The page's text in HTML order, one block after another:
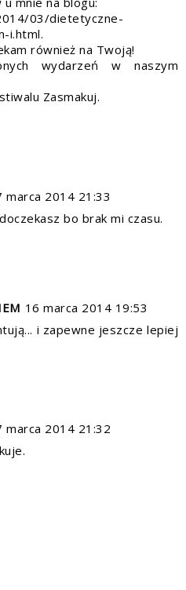
03/dietetyczne-
i.html.
również na Twoją!
wydarzeń w naszym
Zasmakuj.
marca 2014 21:33
bo brak mi czasu.
16 marca 2014 19:53
i zapewne jeszcze lepiej
marca 2014 21:32